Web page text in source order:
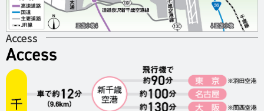
Access